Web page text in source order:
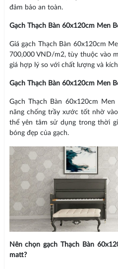
đảm bảo an toàn.
Gạch Thạch Bàn 60x120cm Men
Giá gạch Thạch Bàn 60x120cm
700,000 VND/m2, tùy thuộc vào
giá hợp lý so với chất lượng và
Gạch Thạch Bàn 60x120cm Men
Gạch Thạch Bàn 60x120cm
năng chống trầy xước tốt nhờ
thể yên tâm sử dụng trong thời
bóng đẹp của gạch.
Nên chọn gạch Thạch Bàn
matt?